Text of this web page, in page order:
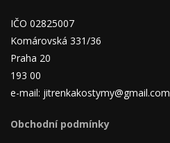
IČO 02825007
Komárovská 331/36
Praha 20
193 00
e-mail: jitrenkakostymy@gmail.com
Obchodní podmínky